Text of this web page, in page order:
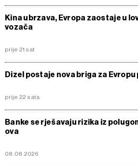
Kina ubrzava, Evropa zaostaje u
vozača
prije 21 sat
Dizel postaje nova briga za Evropu
prije 22 sata
Banke se rješavaju rizika iz
ova
08.08.2026